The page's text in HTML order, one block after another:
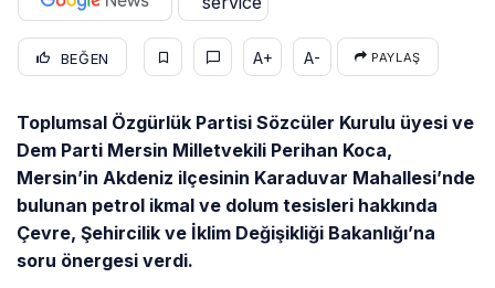
BEĞEN A+ A- PAYLAŞ
Toplumsal Özgürlük Partisi Sözcüler Kurulu üyesi ve
Dem Parti Mersin Milletvekili Perihan Koca,
Mersin’in Akdeniz ilçesinin Karaduvar Mahallesi’nde
bulunan petrol ikmal ve dolum tesisleri hakkında
Çevre, Şehircilik ve İklim Değişikliği Bakanlığı’na
soru önergesi verdi.